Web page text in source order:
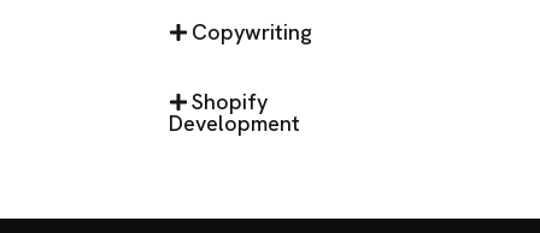
Copywriting
Shopify
Development